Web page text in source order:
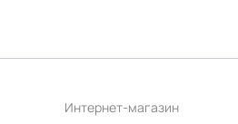
Интернет-магазин